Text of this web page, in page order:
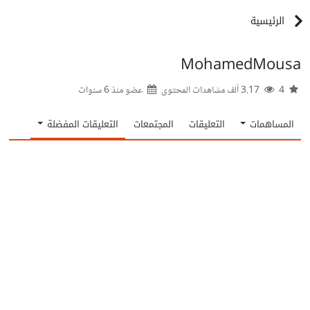
الرئيسية
MohamedMousa
عضو منذ6 سنوات
المساهمات التعليقات المجتمعات التعليقات المفضلة